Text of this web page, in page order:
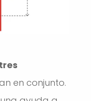
tres
en conjunto.